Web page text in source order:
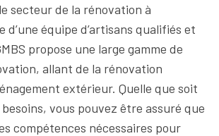
secteur de la rénovation à
d’une équipe d’artisans qualifiés et
propose une large gamme de
allant de la rénovation
extérieur. Quelle que soit
vous pouvez être assuré que
compétences nécessaires pour